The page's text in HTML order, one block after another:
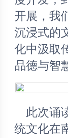
开展，我
沉浸式的
化中汲取
品德与智
统文化在